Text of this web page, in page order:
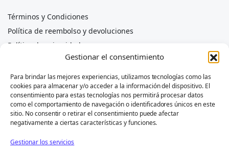
Gestionar el consentimiento
Para brindar las mejores experiencias, utilizamos tecnologías como las
cookies para almacenar y/o acceder a la información del dispositivo. El
consentimiento para estas tecnologías nos permitirá procesar datos
como el comportamiento de navegación o identificadores únicos en este
sitio. No consentir o retirar el consentimiento puede afectar
negativamente a ciertas características y funciones.
Gestionar los servicios
Términos y Condiciones
Política de reembolso y devoluciones
Política de privacidad
Política de cookies
Aviso legal
Exención de responsabilidad
Quargo, Ape) pertenecen a sus respectivos propietarios y se